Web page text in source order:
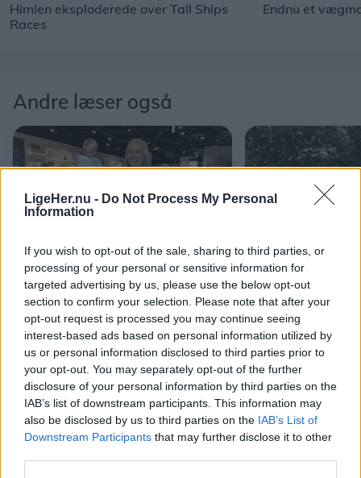
LigeHer.nu - Do Not Process My Personal
Information
If you wish to opt-out of the sale, sharing to third parties, or
processing of your personal or sensitive information for
targeted advertising by us, please use the below opt-out
section to confirm your selection. Please note that after your
opt-out request is processed you may continue seeing
interest-based ads based on personal information utilized by
us or personal information disclosed to third parties prior to
your opt-out. You may separately opt-out of the further
disclosure of your personal information by third parties on the
IAB’s list of downstream participants. This information may
also be disclosed by us to third parties on the IAB’s List of
Downstream Participants that may further disclose it to other
Himlen eksploderede over Tall Ships
Races
Endnu et
Andre læser også
Aktuelt
Stor kæde giver fri på
barnets første skoledag
Aktuelt
20
byparken
haveliv